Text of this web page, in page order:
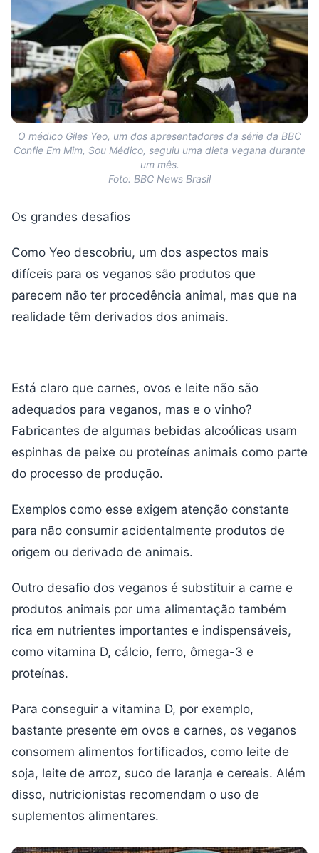
O médico Giles Yeo, um dos apresentadores da série da BBC
Confie Em Mim, Sou Médico, seguiu uma dieta vegana durante
um mês.
Foto: BBC News Brasil
Os grandes desafios
Como Yeo descobriu, um dos aspectos mais
difíceis para os veganos são produtos que
parecem não ter procedência animal, mas que na
realidade têm derivados dos animais.
Está claro que carnes, ovos e leite não são
adequados para veganos, mas e o vinho?
Fabricantes de algumas bebidas alcoólicas usam
espinhas de peixe ou proteínas animais como parte
do processo de produção.
Exemplos como esse exigem atenção constante
para não consumir acidentalmente produtos de
origem ou derivado de animais.
Outro desafio dos veganos é substituir a carne e
produtos animais por uma alimentação também
rica em nutrientes importantes e indispensáveis,
como vitamina D, cálcio, ferro, ômega-3 e
proteínas.
Para conseguir a vitamina D, por exemplo,
bastante presente em ovos e carnes, os veganos
consomem alimentos fortificados, como leite de
soja, leite de arroz, suco de laranja e cereais. Além
disso, nutricionistas recomendam o uso de
suplementos alimentares.